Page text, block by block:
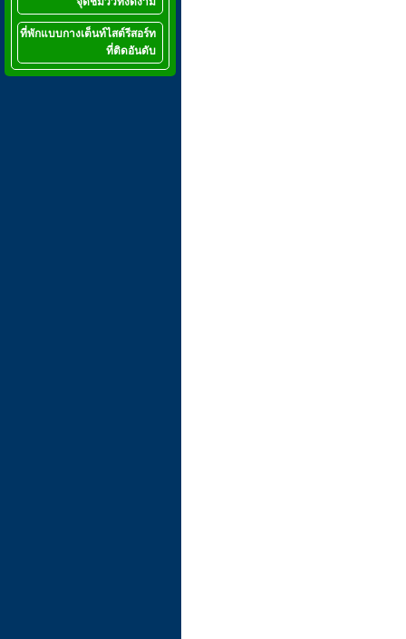
ที่พักแบบกางเต็นท์ไสต์รีสอร์ท
ที่ติดอันดับ